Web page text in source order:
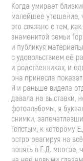
Когда умирает
малейшее утешение,
это связано с тем,
знаменитой семьи
и публикуя
с удовольствием её
и родственниках, и
она принесла
Я и раньше видела
давала на выставки,
фотоальбомы, я
снимки,
Толстым, к которому
остро реагируя на
понять в Е.Д. многое,